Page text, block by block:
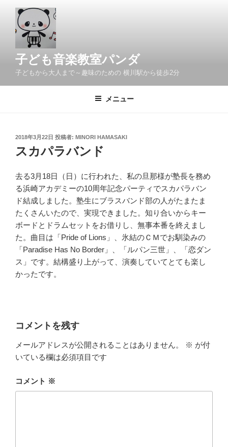
子ども音楽教室パンダ
子どもから大人まで～趣味のための 横川駅から徒歩2分
メニュー
投
稿
日:
2018年3月22日 投稿者: MINORI HAMASAKI
スカパラバンド
去る3月18日（日）に行われた、私の旦那様が塾長を務め
る浜崎アカデミーの10周年記念パーティでスカパラバン
ド結成しました。塾生にブラスバンド部の人がたまたま
たくさんいたので、実現できました。知り合いからキー
ボードとドラムセットをお借りし、無事本番を終えまし
た。曲目は「Pride of Lions」、氷結のＣＭでお馴染みの
「Paradise Has No Border」、「ルパン三世」、「恋ダン
ス」です。結構盛り上がって、演奏していてとても楽し
かったです。
コメントを残す
メールアドレスが公開されることはありません。 ※ が付
いている欄は必須項目です
コメント ※